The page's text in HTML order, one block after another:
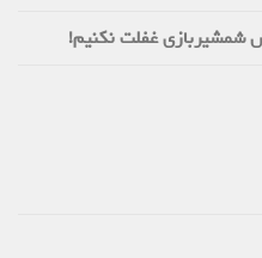
غفلت نکنیم!